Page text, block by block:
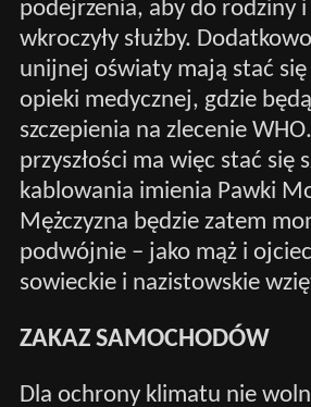
podejrzenia, aby do rodziny i
wkroczyły służby.
unijnej oświaty mają stać
opieki medycznej, gdzie
szczepienia na zlecenie
przyszłości ma więc stać się
kablowania imienia Pawki
Mężczyzna będzie zatem
podwójnie – jako mąż i
sowieckie i nazistowskie
ZAKAZ SAMOCHODÓW
Dla ochrony klimatu nie